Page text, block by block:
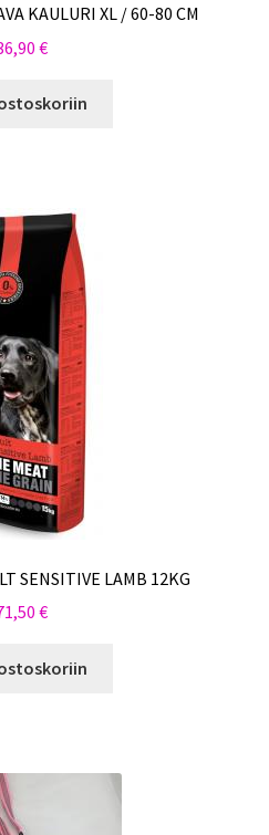
KAULURI XL / 60-80 CM
€
SENSITIVE LAMB 12KG
€